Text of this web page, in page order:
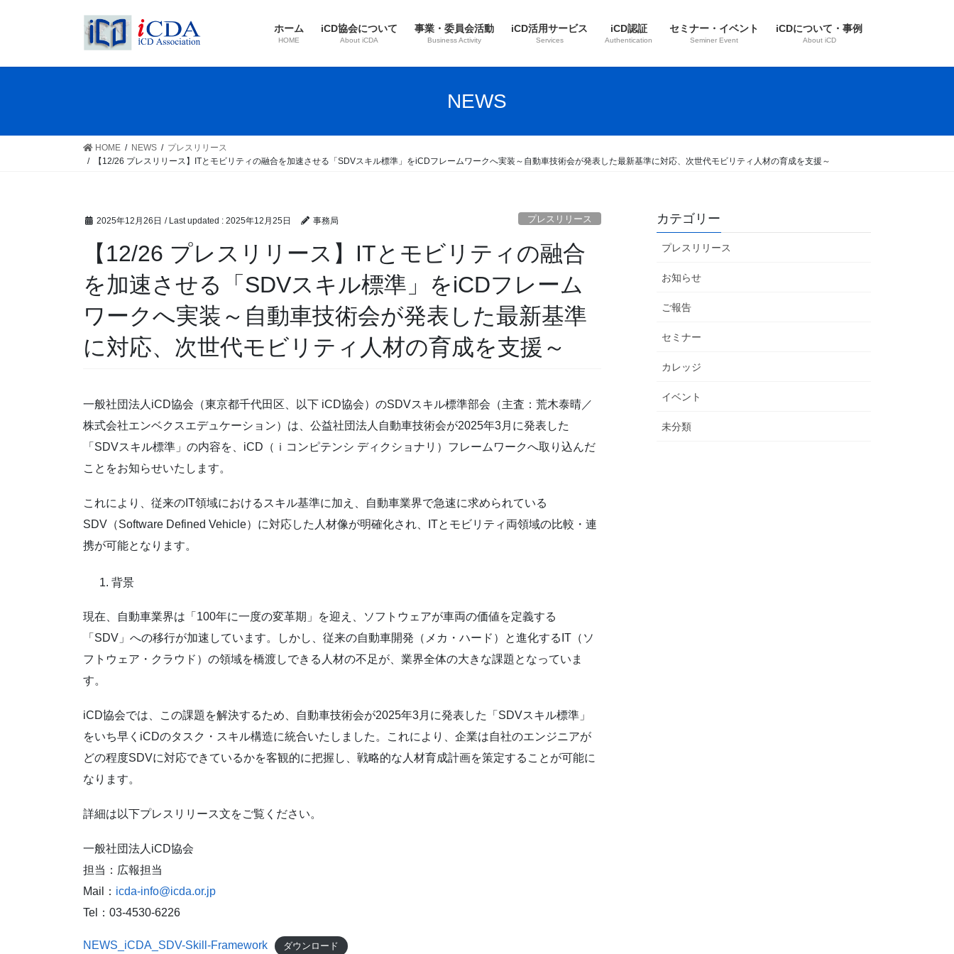
ホーム
HOME
iCD協会について
About iCDA
事業・委員会活動
Business Activity
iCD活用サービス
Services
iCD認証
Authentication
セミナー・イベント
Seminer Event
iCDについて・事例
About iCD
NEWS
HOME NEWS
プレスリリース
【12/26 プレスリリース】ITとモビリティの融合を加速させる「SDVスキル標準」をiCDフレームワークへ実装～自動車技術会が発表した最新基準に対応、次世代モビリティ人材の育成を支援～
2025年12月26日 / Last updated : 2025年12月25日 事務局 プレスリリース
【12/26 プレスリリース】ITとモビリティの融合
を加速させる「SDVスキル標準」をiCDフレーム
ワークへ実装～自動車技術会が発表した最新基準
に対応、次世代モビリティ人材の育成を支援～
一般社団法人iCD協会（東京都千代田区、以下 iCD協会）のSDVスキル標準部会（主査：荒木泰晴／
株式会社エンベクスエデュケーション）は、公益社団法人自動車技術会が2025年3月に発表した
「SDVスキル標準」の内容を、iCD（ｉコンピテンシ ディクショナリ）フレームワークへ取り込んだ
ことをお知らせいたします。
これにより、従来のIT領域におけるスキル基準に加え、自動車業界で急速に求められている
SDV（Software Defined Vehicle）に対応した人材像が明確化され、ITとモビリティ両領域の比較・連
携が可能となります。
背景
現在、自動車業界は「100年に一度の変革期」を迎え、ソフトウェアが車両の価値を定義する
「SDV」への移行が加速しています。しかし、従来の自動車開発（メカ・ハード）と進化するIT（ソ
フトウェア・クラウド）の領域を橋渡しできる人材の不足が、業界全体の大きな課題となっていま
す。
iCD協会では、この課題を解決するため、自動車技術会が2025年3月に発表した「SDVスキル標準」
をいち早くiCDのタスク・スキル構造に統合いたしました。これにより、企業は自社のエンジニアが
どの程度SDVに対応できているかを客観的に把握し、戦略的な人材育成計画を策定することが可能に
なります。
詳細は以下プレスリリース文をご覧ください。
一般社団法人iCD協会
担当：広報担当
Mail： icda-info@icda.or.jp
Tel：03-4530-6226
NEWS_iCDA_SDV-Skill-Framework ダウンロード
カテゴリー
プレスリリース
お知らせ
ご報告
セミナー
カレッジ
イベント
未分類